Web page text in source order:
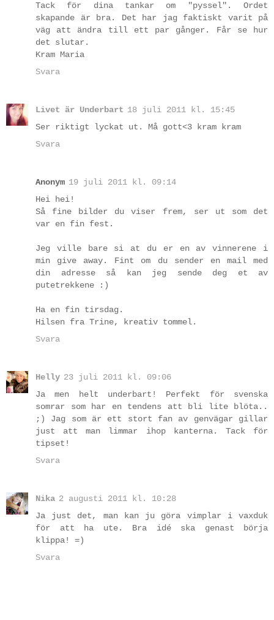
Tack för dina tankar om "pyssel". Ordet
skapande är bra. Det har jag faktiskt varit på
väg att ändra till ett par gånger. Får se hur
det slutar.
Kram Maria
Svara
Livet är Underbart 18 juli 2011 kl. 15:45
Ser riktigt lyckat ut. Må gott<3 kram kram
Svara
Anonym 19 juli 2011 kl. 09:14
Hei hei!
Så fine bilder du viser frem, ser ut som det
var en fin fest.
Jeg ville bare si at du er en av vinnerene i
min give away. Fint om du sender en mail med
din adresse så kan jeg sende deg et av
putetrekkene :)
Ha en fin tirsdag.
Hilsen fra Trine, kreativ tommel.
Svara
Helly 23 juli 2011 kl. 09:06
Ja men helt underbart! Perfekt för svenska
somrar som har en tendens att bli lite blöta..
;) Jag som är ett stort fan av genvägar gillar
just att man limmar ihop kanterna. Tack för
tipset!
Svara
Nika 2 augusti 2011 kl. 10:28
Ja just det, man kan ju göra vimplar i vaxduk
för att ha ute. Bra idé ska genast börja
klippa! =)
Svara